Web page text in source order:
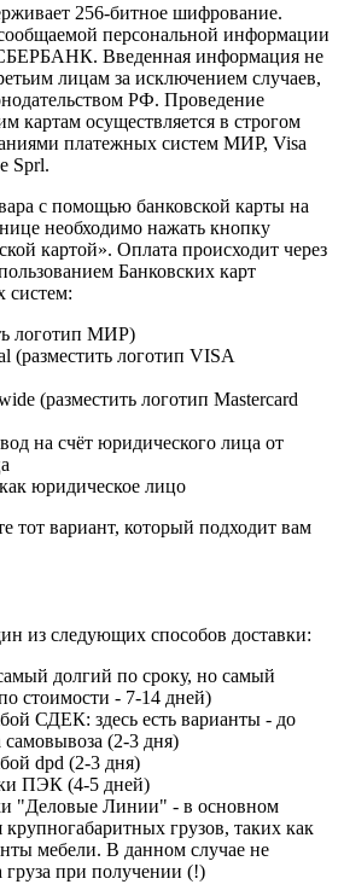
256-битное шифрование.
персональной информации
Введенная информация не
лицам за исключением случаев,
РФ. Проведение
картам осуществляется в строгом
платежных систем МИР, Visa
Sprl.
с помощью банковской карты на
необходимо нажать кнопку
картой». Оплата происходит через
Банковских карт
систем:
логотип МИР)
(разместить логотип VISA
(разместить логотип Mastercard
на счёт юридического лица от
юридическое лицо
тот вариант, который подходит вам
из следующих способов доставки:
долгий по сроку, но самый
стоимости - 7-14 дней)
СДЕК: здесь есть варианты - до
самовывоза (2-3 дня)
dpd (2-3 дня)
ПЭК (4-5 дней)
"Деловые Линии" - в основном
крупногабаритных грузов, таких как
мебели. В данном случае не
груза при получении (!)